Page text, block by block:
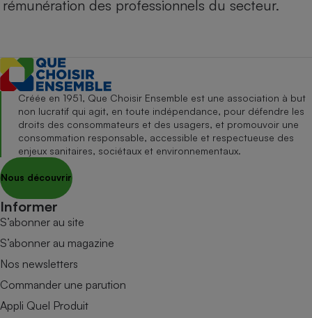
rémunération des professionnels du secteur.
Créée en 1951, Que Choisir Ensemble est une association à but
non lucratif qui agit, en toute indépendance, pour défendre les
droits des consommateurs et des usagers, et promouvoir une
consommation responsable, accessible et respectueuse des
enjeux sanitaires, sociétaux et environnementaux.
Nous découvrir
Informer
S’abonner au site
S’abonner au magazine
Nos newsletters
Commander une parution
Appli Quel Produit